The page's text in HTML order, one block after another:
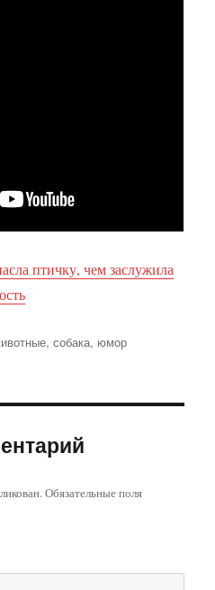
птичку, чем заслужила
,собака, юмор
Обязательные поля